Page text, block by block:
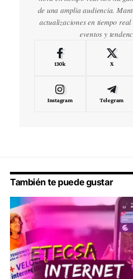
de una amplia audiencia.
actualizaciones en tiempo
eventos y
130k X
Instagram Telegram
También te puede gustar